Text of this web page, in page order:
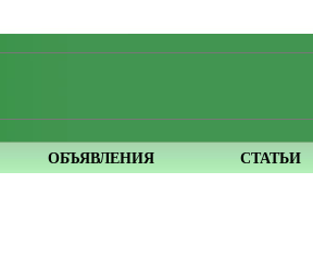
ОБЪЯВЛЕНИЯ СТАТЬИ